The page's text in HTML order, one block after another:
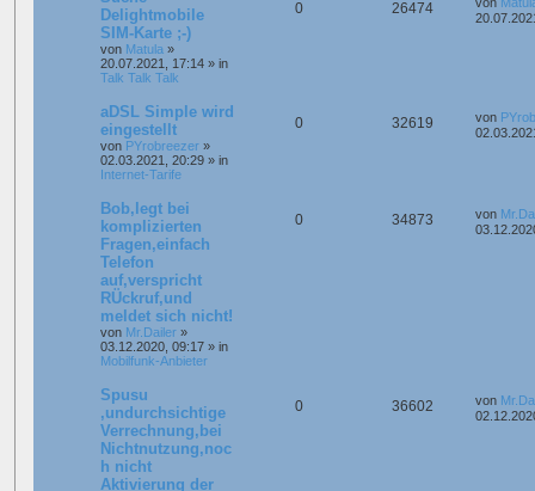
Delightmobile
SIM-Karte ;-)
von Matula »
20.07.2021, 17:14 » in
Talk Talk Talk
0 26474
aDSL Simple wird
eingestellt
von PYrobreezer »
02.03.2021, 20:29 » in
Internet-Tarife
0 32619 von
Bob,legt bei
komplizierten
Fragen,einfach
Telefon
auf,verspricht
RÜckruf,und
meldet sich nicht!
von Mr.Dailer »
03.12.2020, 09:17 » in
Mobilfunk-Anbieter
0 34873 von
Spusu
,undurchsichtige
Verrechnung,bei
Nichtnutzung,noc
h nicht
Aktivierung der
0 36602 von